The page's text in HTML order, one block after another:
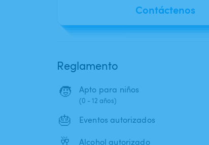
Contáctenos
Reglamento
🧒 Apto para niños
(0 - 12 años)
🎂 Eventos autorizados
Alcohol autorizado